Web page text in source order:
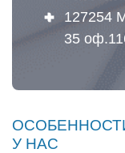
127254
35
У НАС